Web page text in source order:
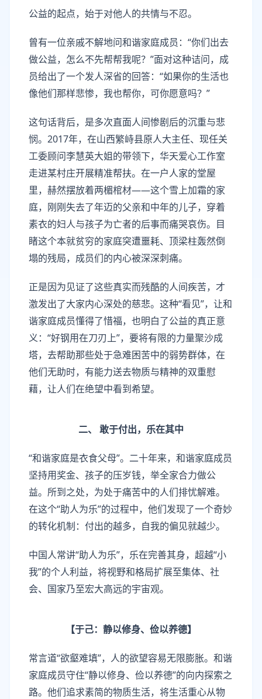
公益的起点，始于对他人的共情与不忍。
曾有一位亲戚不解地问和谐家庭成员：“你们出去
做公益，怎么不先帮帮我呢？”面对这种诘问，成
员给出了一个发人深省的回答：“如果你的生活也
像他们那样悲惨，我也帮你，可你愿意吗？”
这句话背后，是多次直面人间惨剧后的沉重与悲
悯。2017年，在山西繁峙县原人大主任、现任关
工委顾问李慧英大姐的带领下，华天爱心工作室
走进某村庄开展精准帮扶。在一户人家的堂屋
里，赫然摆放着两楣棺材——这个雪上加霜的家
庭，刚刚失去了年迈的父亲和中年的儿子，穿着
素衣的妇人与孩子为亡者的后事而痛哭哀伤。目
睹这个本就贫穷的家庭突遭噩耗、顶梁柱轰然倒
塌的残局，成员们的内心被深深刺痛。
正是因为见证了这些真实而残酷的人间疾苦，才
激发出了大家内心深处的慈悲。这种“看见”，让和
谐家庭成员懂得了惜福，也明白了公益的真正意
义：“好钢用在刀刃上”，要将有限的力量聚沙成
塔，去帮助那些处于急难困苦中的弱势群体，在
他们无助时，有能力送去物质与精神的双重慰
藉，让人们在绝望中看到希望。
二、 敢于付出，乐在其中
“和谐家庭是衣食父母”。二十年来，和谐家庭成员
坚持用奖金、孩子的压岁钱，举全家合力做公
益。所到之处，为处于痛苦中的人们排忧解难。
在这个“助人为乐”的过程中，他们发现了一个奇妙
的转化机制：付出的越多，自我的偏见就越少。
中国人常讲“助人为乐”，乐在完善其身，超越“小
我”的个人利益，将视野和格局扩展至集体、社
会、国家乃至宏大高远的宇宙观。
【于己：静以修身、俭以养德】
常言道“欲壑难填”，人的欲望容易无限膨胀。和谐
家庭成员守住“静以修身、俭以养德”的向内探索之
路。他们追求素简的物质生活，将生活重心从物